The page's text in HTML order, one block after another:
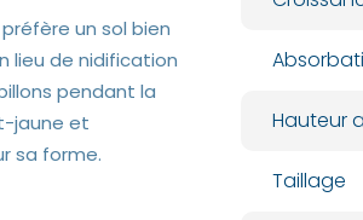
un sol bien
lieu de nidification
pendant la
jaune et
sa forme.
Hauteur
Taillage